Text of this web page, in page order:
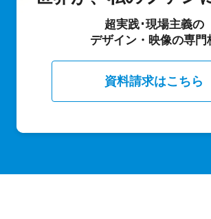
超実践･現場主義の
デザイン・映像の専門
資料請求はこちら